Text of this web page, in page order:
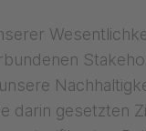
darin gesetzten